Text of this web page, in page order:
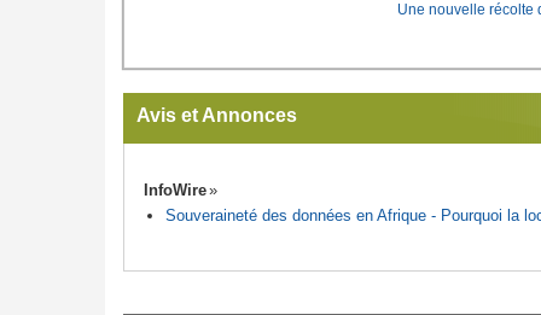
Une nouvelle récolte
Avis et Annonces
InfoWire
Souveraineté des données en Afrique - Pourquoi la